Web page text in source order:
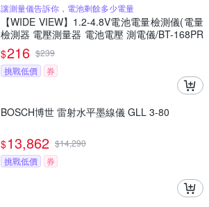
讓測量儀告訴你，電池剩餘多少電量
【WIDE VIEW】1.2-4.8V電池電量檢測儀(電量
檢測器 電壓測量器 電池電壓 測電儀/BT-168PR
O)
$216 $239
挑戰低價
券
BOSCH博世 雷射水平墨線儀 GLL 3-80
$13,862 $14,290
挑戰低價
券